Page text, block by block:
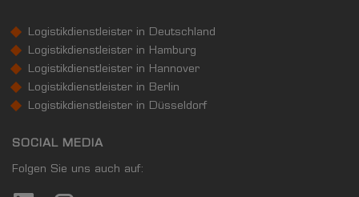
Logistikdienstleister in Deutschland
Logistikdienstleister in Hamburg
Logistikdienstleister in Hannover
Logistikdienstleister in Berlin
Logistikdienstleister in Düsseldorf
SOCIAL MEDIA
Folgen Sie uns auch auf: